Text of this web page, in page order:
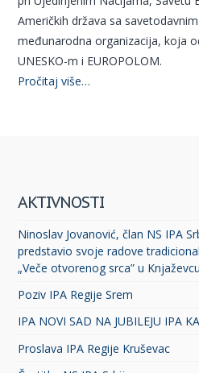
Američkih država sa
međunarodna organizacija, koja
UNESKO-m i EUROPOLOM.
Pročitaj više…
AKTIVNOSTI
Ninoslav Jovanović, član NS IPA
predstavio svoje radove
„Veče otvorenog srca” u Knjaževcu
Poziv IPA Regije Srem
IPA NOVI SAD NA JUBILEJU IPA
Proslava IPA Regije Kruševac